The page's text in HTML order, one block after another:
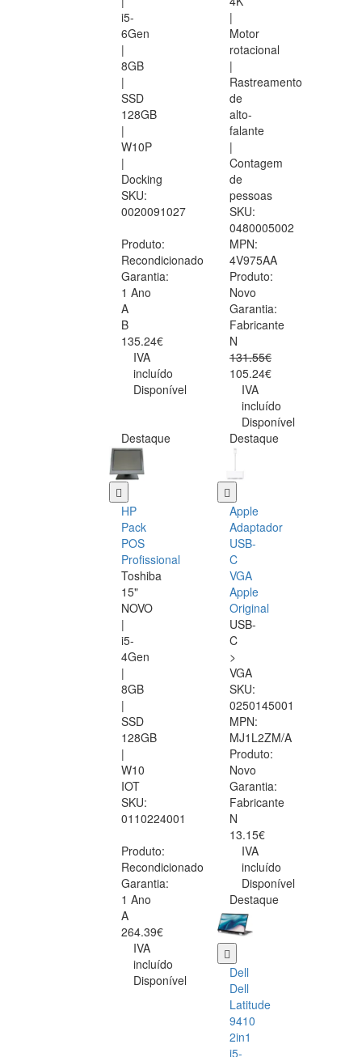
i5-
6Gen
|
8GB
|
SSD
128GB
|
W10P
|
Docking
SKU:
0020091027
Produto:
Recondicionado
Garantia:
1 Ano
A
B
135.24€
IVA
incluído
Disponível
|
Motor
rotacional
|
Rastreamento
de
alto-
falante
|
Contagem
de
pessoas
SKU:
0480005002
MPN:
4V975AA
Produto:
Novo
Garantia:
Fabricante
N
131.55€
105.24€
IVA
incluído
Disponível
Destaque
HP
Pack
POS
Profissional
Toshiba
15"
NOVO
|
i5-
4Gen
|
8GB
|
SSD
128GB
|
W10
IOT
SKU:
0110224001
Produto:
Recondicionado
Garantia:
1 Ano
A
264.39€
IVA
incluído
Disponível
Destaque
Apple
Adaptador
USB-
C
VGA
Apple
Original
USB-
C
>
VGA
SKU:
0250145001
MPN:
MJ1L2ZM/A
Produto:
Novo
Garantia:
Fabricante
N
13.15€
IVA
incluído
Disponível
Destaque
Dell
Dell
Latitude
9410
2in1
i5-